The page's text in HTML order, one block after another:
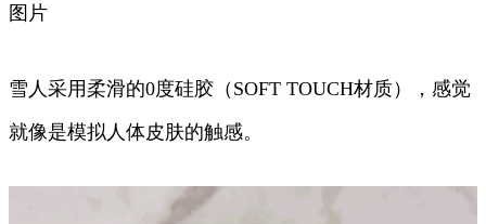
图片
雪人采用柔滑的0度硅胶（SOFT TOUCH材质），感觉
就像是模拟人体皮肤的触感。